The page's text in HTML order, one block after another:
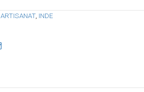
ARTISANAT, INDE